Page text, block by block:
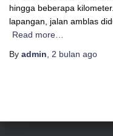
hingga beberapa
lapangan, jalan amblas
Read more…
By admin 2 bulan ago